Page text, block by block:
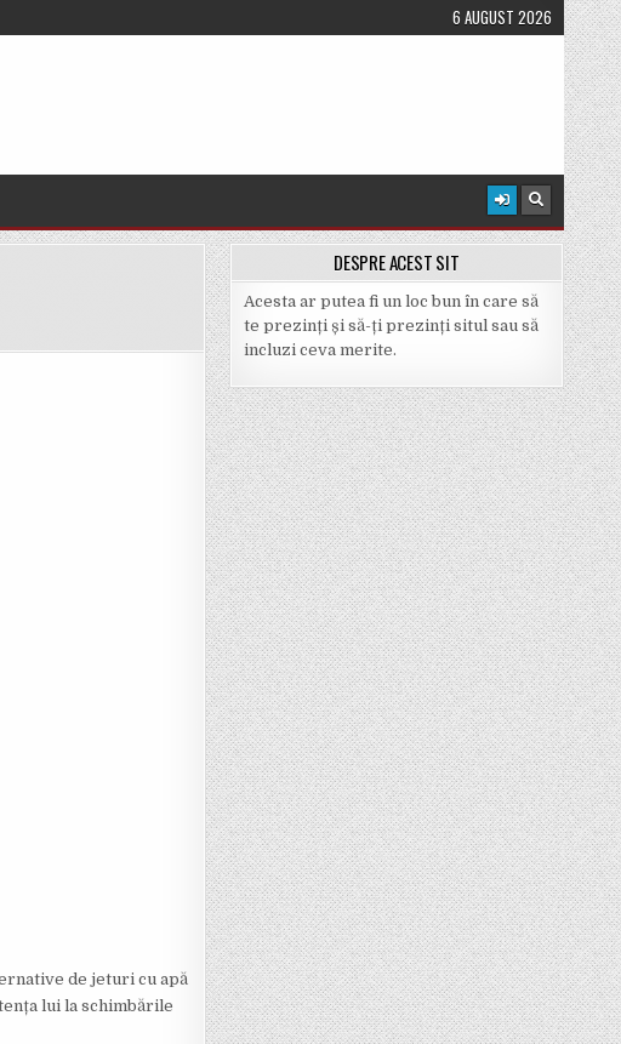
6 AUGUST 2026
de jeturi cu apă
lui la schimbările
DESPRE ACEST SIT
Acesta ar putea fi un loc bun în care să
te prezinți și să-ți prezinți situl sau să
incluzi ceva merite.